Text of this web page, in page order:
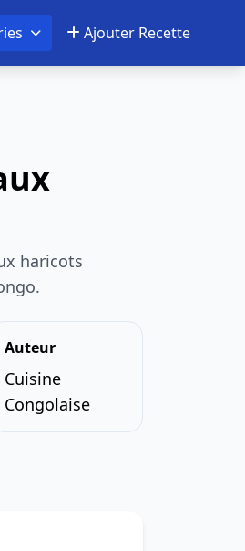
Ajouter Recette
haricots
Auteur
Cuisine
Congolaise